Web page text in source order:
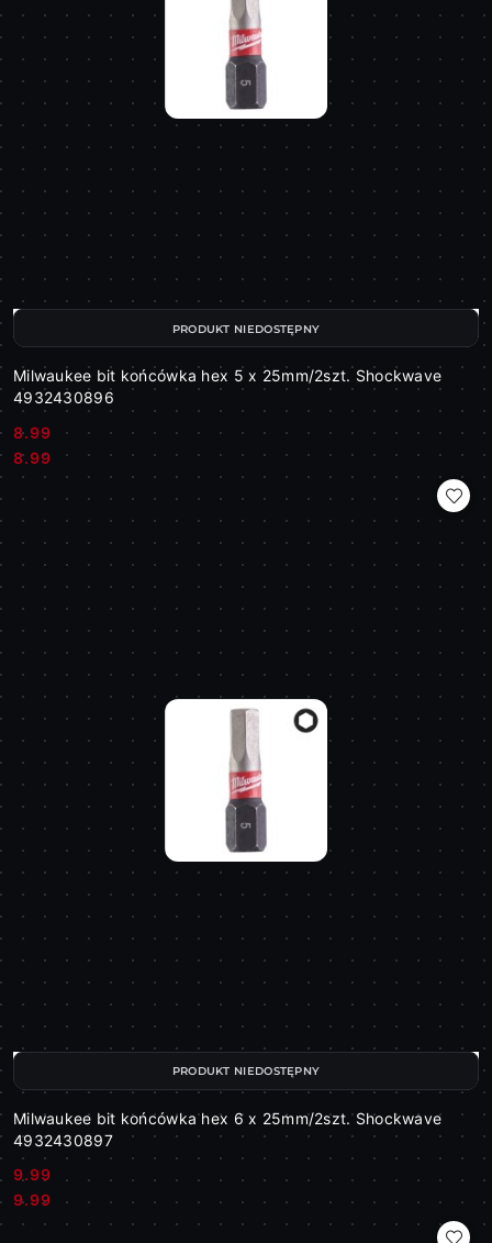
Milwaukee bit końcówka hex 5 x 25mm/2szt. Shockwave
4932430896
Cena:
8.99
Cena:
8.99
PRODUKT NIEDOSTĘPNY
Milwaukee bit końcówka hex 6 x 25mm/2szt. Shockwave
4932430897
Cena:
9.99
Cena:
9.99
PRODUKT NIEDOSTĘPNY